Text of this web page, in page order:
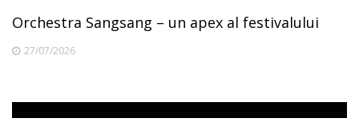
Orchestra Sangsang – un apex al festivalului
27/07/2026